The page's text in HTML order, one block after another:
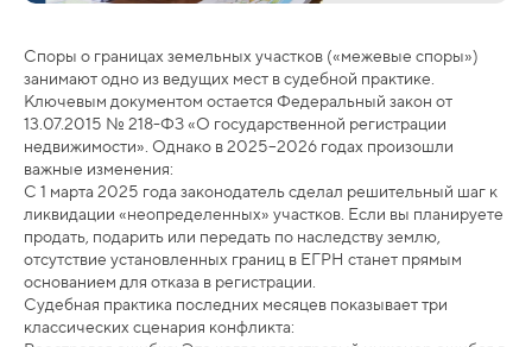
Споры о границах земельных участков («межевые споры»)
занимают одно из ведущих мест в судебной практике.
Ключевым документом остается Федеральный закон от
13.07.2015 № 218-ФЗ «О государственной регистрации
недвижимости». Однако в 2025–2026 годах произошли
важные изменения:
С 1 марта 2025 года законодатель сделал решительный шаг к
ликвидации «неопределенных» участков. Если вы планируете
продать, подарить или передать по наследству землю,
отсутствие установленных границ в ЕГРН станет прямым
основанием для отказа в регистрации.
Судебная практика последних месяцев показывает три
классических сценария конфликта: